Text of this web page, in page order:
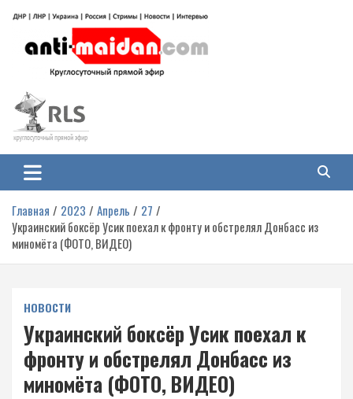
содержимому
Антимайдан: Гражданская война
на Украине
гражданской войне на Украине, включая события в Новороссии, ДНР,
ЛНР и других регионах.
Главная 2023 Апрель
27
Украинский боксёр Усик поехал к фронту и обстрелял Донбасс из
миномёта (ФОТО, ВИДЕО)
НОВОСТИ
Украинский боксёр Усик поехал к
фронту и обстрелял Донбасс из
миномёта (ФОТО, ВИДЕО)